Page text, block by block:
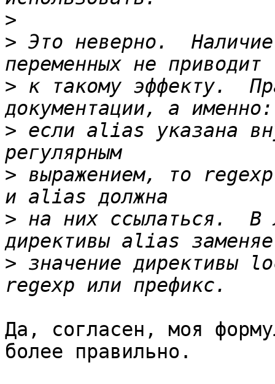
>
> Это неверно.
> к такому эффекту.
> если alias указана
> выражением, то
> на них ссылаться.  В
> значение директивы
Да, согласен, моя
более правильно.